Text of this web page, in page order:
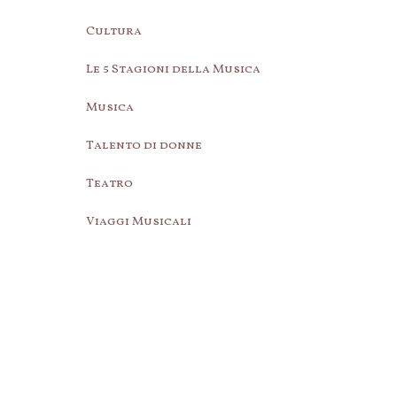
Cultura
Le 5 Stagioni della Musica
Musica
Talento di donne
Teatro
Viaggi Musicali